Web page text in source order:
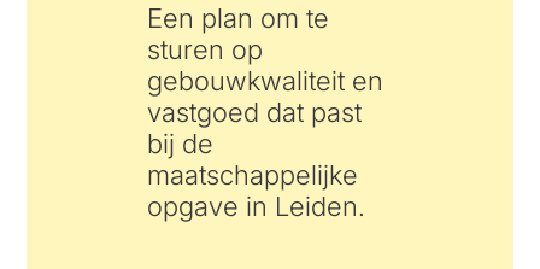
Een plan om te
sturen op
gebouwkwaliteit en
vastgoed dat past
bij de
maatschappelijke
opgave in Leiden.